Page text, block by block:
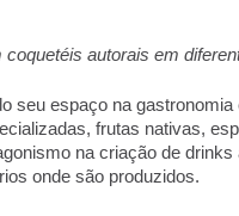
autorais em
seu espaço na gastronomia
frutas nativas,
na criação de
onde são produzidos.